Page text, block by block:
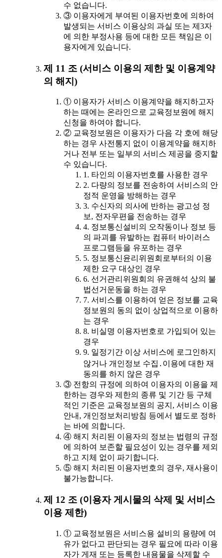
수 없습니다.
③ 이용자에게 부여된 이용자번호에 의하여
발생되는 서비스 이용상의 과실 또는 제3자
에 의한 부정사용 등에 대한 모든 책임은 이
용자에게 있습니다.
제 11 조 (서비스 이용의 제한 및 이용계약
의 해지)
① 이용자가 서비스 이용계약을 해지하고자
하는 때에는 온라인으로 교육정보원에 해지
신청을 하여야 합니다.
② 교육정보원은 이용자가 다음 각 호에 해당
하는 경우 사전통지 없이 이용계약을 해지하
거나 전부 또는 일부의 서비스 제공을 중지할
수 있습니다.
1. 타인의 이용자번호를 사용한 경우
2. 다량의 정보를 전송하여 서비스의 안
정적 운영을 방해하는 경우
3. 수신자의 의사에 반하는 광고성 정
보, 전자우편을 전송하는 경우
4. 정보통신설비의 오작동이나 정보 등
의 파괴를 유발하는 컴퓨터 바이러스
프로그램등을 유포하는 경우
5. 정보통신윤리위원회로부터의 이용
제한 요구 대상인 경우
6. 선거관리위원회의 유권해석 상의 불
법선거운동을 하는 경우
7. 서비스를 이용하여 얻은 정보를 교육
정보원의 동의 없이 상업적으로 이용하
는 경우
8. 비실명 이용자번호로 가입되어 있는
경우
9. 일정기간 이상 서비스에 로그인하지
않거나 개인정보 수집․이용에 대한 재
동의를 하지 않은 경우
③ 전항의 규정에 의하여 이용자의 이용을 제
한하는 경우와 제한의 종류 및 기간 등 구체
적인 기준은 교육정보원의 공지, 서비스 이용
안내, 개인정보처리방침 등에서 별도로 정하
는 바에 의합니다.
④ 해지 처리된 이용자의 정보는 법령의 규정
에 의하여 보존할 필요성이 있는 경우를 제외
하고 지체 없이 파기합니다.
⑤ 해지 처리된 이용자번호의 경우, 재사용이
불가능합니다.
제 12 조 (이용자 게시물의 삭제 및 서비스
이용 제한)
① 교육정보원은 서비스용 설비의 용량에 여
유가 없다고 판단되는 경우 필요에 따라 이용
자가 게재 또는 등록한 내용물을 삭제할 수